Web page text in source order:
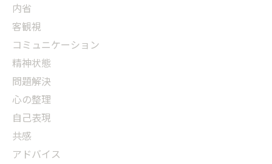
内省
客観視
コミュニケーション
精神状態
問題解決
心の整理
自己表現
共感
アドバイス